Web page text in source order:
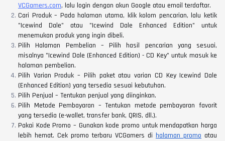
VCGamers.com, lalu login dengan akun Google atau email terdaftar.
Cari Produk – Pada halaman utama, klik kolom pencarian, lalu ketik
"Icewind Dale" atau "Icewind Dale Enhanced Edition" untuk
menemukan produk yang ingin dibeli.
Pilih Halaman Pembelian – Pilih hasil pencarian yang sesuai,
misalnya "Icewind Dale (Enhanced Edition) - CD Key" untuk masuk ke
halaman pembelian.
Pilih Varian Produk – Pilih paket atau varian CD Key Icewind Dale
(Enhanced Edition) yang tersedia sesuai kebutuhan.
Pilih Penjual – Tentukan penjual yang diinginkan.
Pilih Metode Pembayaran – Tentukan metode pembayaran favorit
yang tersedia (e-wallet, transfer bank, QRIS, dll.).
Pakai Kode Promo – Gunakan kode promo untuk mendapatkan harga
lebih hemat. Cek promo terbaru VCGamers di halaman promo atau